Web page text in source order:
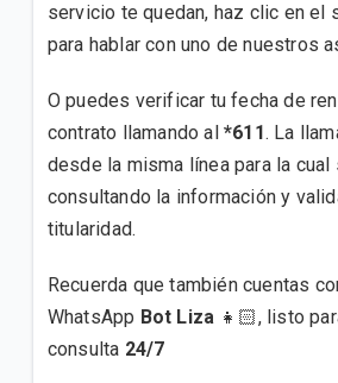
servicio te quedan, haz clic en el
para hablar con uno de nuestros
O puedes verificar tu fecha de
contrato llamando al *611. La
desde la misma línea para la cual
consultando la información y
titularidad.
Recuerda que también cuentas
WhatsApp Bot Liza 👧🏻, listo
consulta 24/7